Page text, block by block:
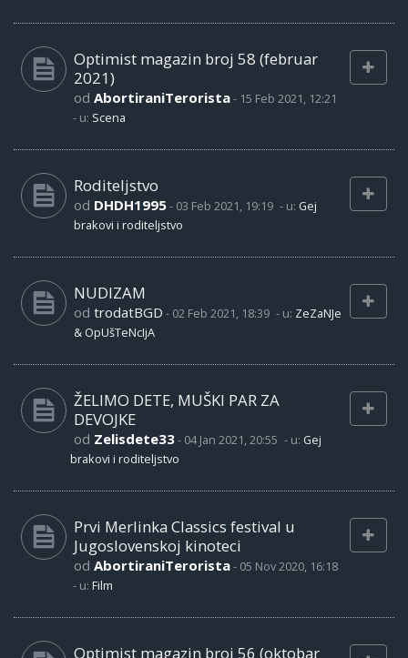
Optimist magazin broj 58 (februar
2021)
od AbortiraniTerorista- 15 Feb 2021, 12:21
- u: Scena
Roditeljstvo
od DHDH1995- 03 Feb 2021, 19:19 - u: Gej
brakovi i roditeljstvo
NUDIZAM
od trodatBGD - 02 Feb 2021, 18:39 - u: ZeZaNJe
& OpUšTeNcIjA
ŽELIMO DETE, MUŠKI PAR ZA
DEVOJKE
od Zelisdete33- 04 Jan 2021, 20:55 - u: Gej
brakovi i roditeljstvo
Prvi Merlinka Classics festival u
Jugoslovenskoj kinoteci
od AbortiraniTerorista- 05 Nov 2020, 16:18
- u: Film
Optimist magazin broj 56 (oktobar